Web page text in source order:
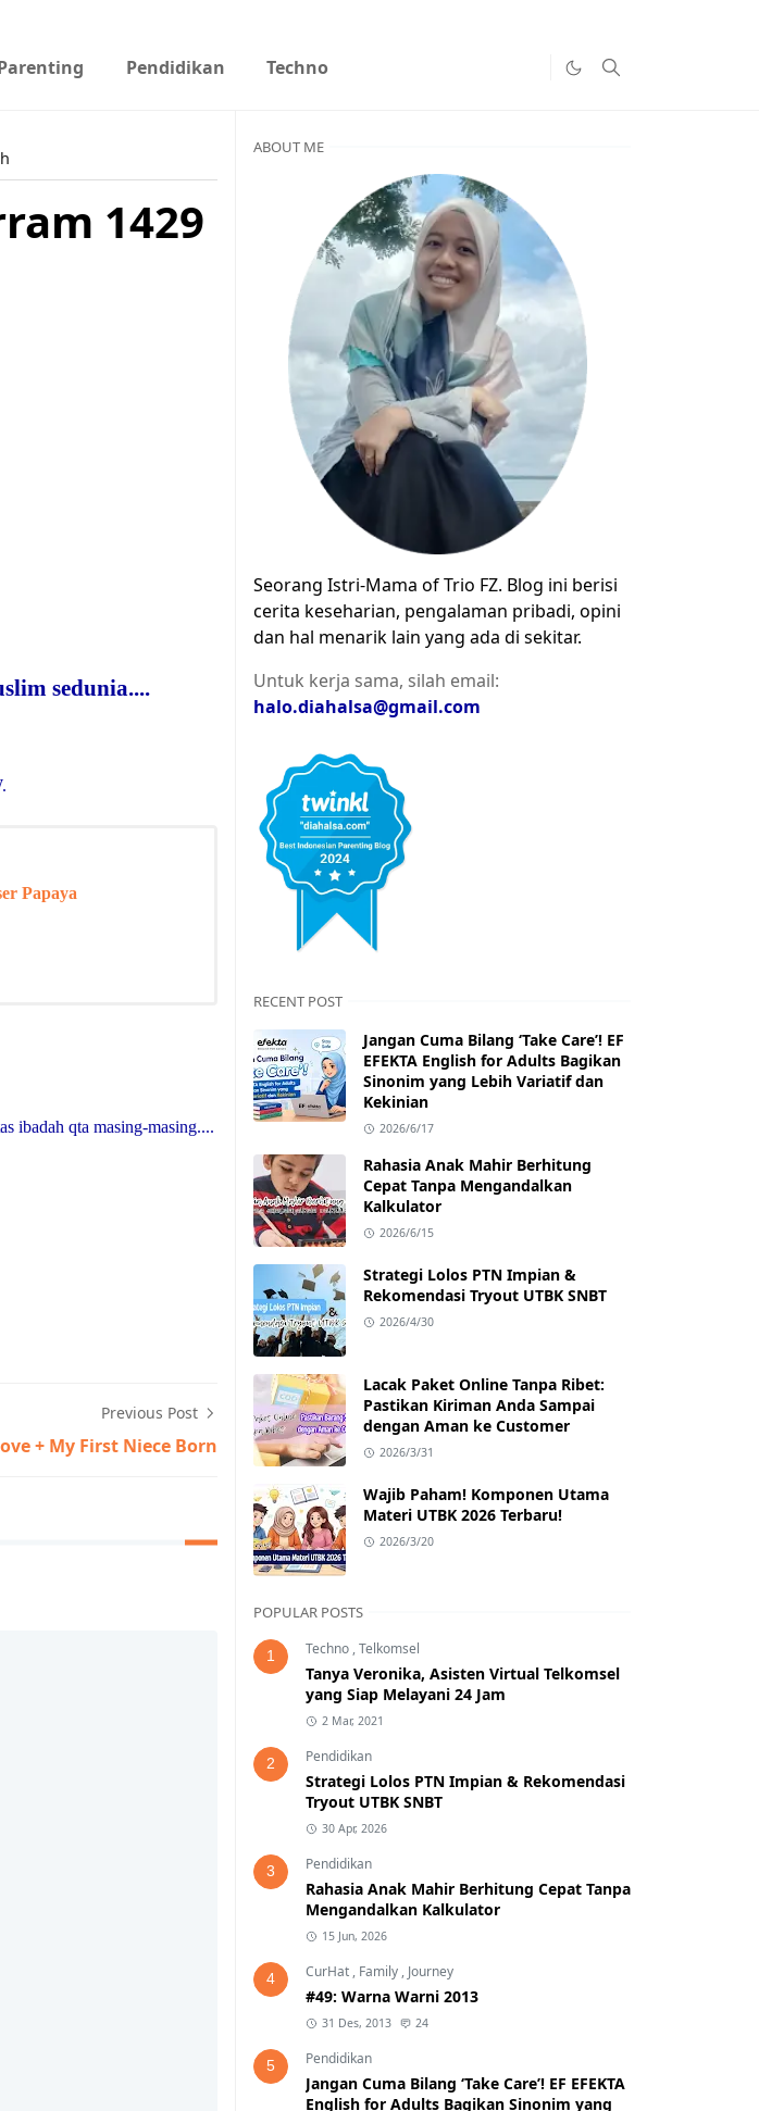
Pendidikan Techno
1429
sedunia....
Papaya
ibadah qta masing-masing....
Previous Post
+ My First Niece Born
ABOUT ME
Seorang Istri-Mama of Trio FZ. Blog ini berisi
cerita keseharian, pengalaman pribadi, opini
dan hal menarik lain yang ada di sekitar.
Untuk kerja sama, silah email:
halo.diahalsa@gmail.com
RECENT POST
Jangan Cuma Bilang ‘Take Care’! EF
EFEKTA English for Adults Bagikan
Sinonim yang Lebih Variatif dan
Kekinian
2026/6/17
Rahasia Anak Mahir Berhitung
Cepat Tanpa Mengandalkan
Kalkulator
2026/6/15
Strategi Lolos PTN Impian &
Rekomendasi Tryout UTBK SNBT
2026/4/30
Lacak Paket Online Tanpa Ribet:
Pastikan Kiriman Anda Sampai
dengan Aman ke Customer
2026/3/31
Wajib Paham! Komponen Utama
Materi UTBK 2026 Terbaru!
2026/3/20
POPULAR POSTS
1 Techno ,Telkomsel
Tanya Veronika, Asisten Virtual Telkomsel
yang Siap Melayani 24 Jam
2 Mar, 2021
2 Pendidikan
Strategi Lolos PTN Impian & Rekomendasi
Tryout UTBK SNBT
30 Apr, 2026
3 Pendidikan
Rahasia Anak Mahir Berhitung Cepat Tanpa
Mengandalkan Kalkulator
15 Jun, 2026
4 CurHat , Family , Journey
#49: Warna Warni 2013
31 Des, 2013 24
5 Pendidikan
Jangan Cuma Bilang ‘Take Care’! EF EFEKTA
English for Adults Bagikan Sinonim yang